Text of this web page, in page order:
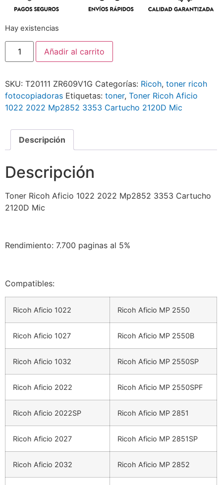
Hay existencias
Añadir al carrito
SKU: T20111 ZR609V1G Categorías: Ricoh, toner ricoh
fotocopiadoras Etiquetas: toner, Toner Ricoh Aficio
1022 2022 Mp2852 3353 Cartucho 2120D Mic
Descripción
Descripción
Toner Ricoh Aficio 1022 2022 Mp2852 3353 Cartucho
2120D Mic
Rendimiento: 7.700 paginas al 5%
Compatibles:
Ricoh Aficio 1022 Ricoh Aficio MP 2550
Ricoh Aficio 1027 Ricoh Aficio MP 2550B
Ricoh Aficio 1032 Ricoh Aficio MP 2550SP
Ricoh Aficio 2022 Ricoh Aficio MP 2550SPF
Ricoh Aficio 2022SP Ricoh Aficio MP 2851
Ricoh Aficio 2027 Ricoh Aficio MP 2851SP
Ricoh Aficio 2032 Ricoh Aficio MP 2852